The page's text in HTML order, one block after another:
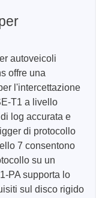
autoveicoli
offre una
l'intercettazione
T1 a livello
log accurata e
di protocollo
7 consentono
su un
PA supporta lo
sul disco rigido